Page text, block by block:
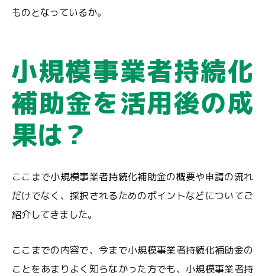
ものとなっているか。
小規模事業者持続化
補助金を活用後の成
果は？
ここまで小規模事業者持続化補助金の概要や申請の流れ
だけでなく、採択されるためのポイントなどについてご
紹介してきました。
ここまでの内容で、今まで小規模事業者持続化補助金の
ことをあまりよく知らなかった方でも、小規模事業者持